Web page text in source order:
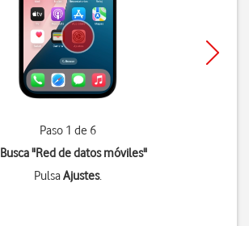
Paso 1 de 6
"Red de datos móviles"
PulsaAjustes.